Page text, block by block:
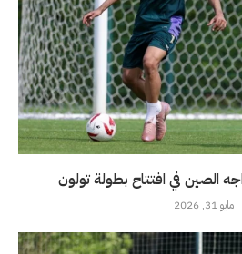
مايو 31, 2026